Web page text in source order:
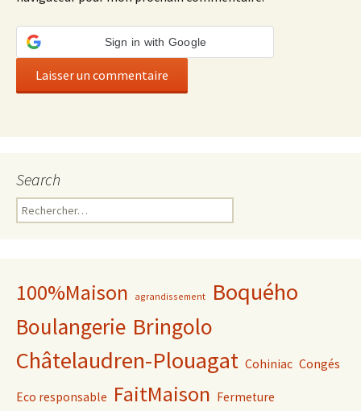
Sign in with Google
Search
Rechercher :
100%Maison agrandissement Boquého
Boulangerie Bringolo
Châtelaudren-Plouagat Cohiniac Congés
Eco responsable FaitMaison Fermeture